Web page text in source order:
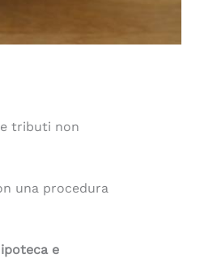
tributi non
una procedura
e